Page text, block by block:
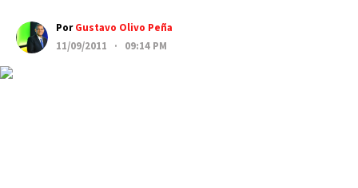
PorGustavo Olivo Peña
11/09/2011 · 09:14 PM